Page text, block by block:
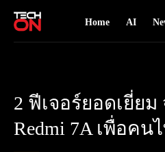
Home AI
2 ฟีเจอร์ยอดเยี่ยม
Redmi 7A เพื่อคน